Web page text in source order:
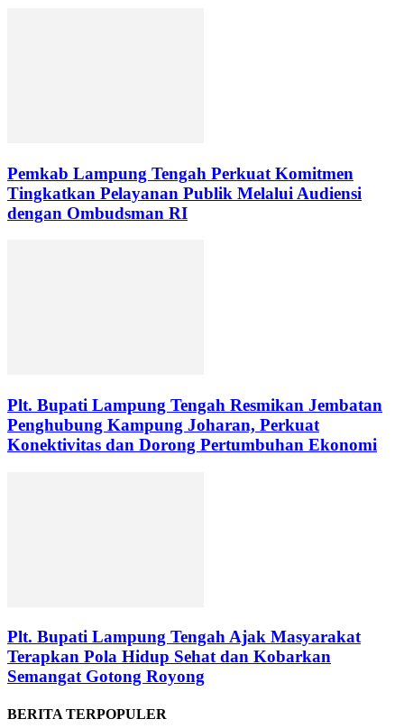
Pemkab Lampung Tengah Perkuat Komitmen
Tingkatkan Pelayanan Publik Melalui Audiensi
dengan Ombudsman RI
Plt. Bupati Lampung Tengah Resmikan Jembatan
Penghubung Kampung Joharan, Perkuat
Konektivitas dan Dorong Pertumbuhan Ekonomi
Plt. Bupati Lampung Tengah Ajak Masyarakat
Terapkan Pola Hidup Sehat dan Kobarkan
Semangat Gotong Royong
BERITA TERPOPULER